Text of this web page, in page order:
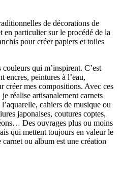
de décorations de
en particulier sur le procédé de la
pour créer papiers et toiles
qui m’inspirent. C’est
encres, peintures à l’eau,
mes compositions. Avec ces
réalise artisanalement carnets
cahiers de musique ou
japonaises, coutures coptes,
Des ouvrages plus ou moins
qui mettent toujours en valeur le
ou album est une création